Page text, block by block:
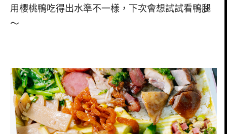
用櫻桃鴨吃得出水準不一樣，下次會想試試看鴨腿
～